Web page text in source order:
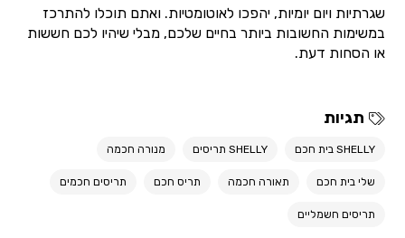
שגרתיות ויום יומיות, יהפכו לאוטומטיות. ואתם תוכלו להתרכז
במשימות החשובות ביותר בחיים שלכם, מבלי שיהיו לכם חששות
או הסחות דעת.
תגיות
SHELLY בית חכם SHELLY תריסים מנורה חכמה
שלי בית חכם תאורה חכמה תריס חכם תריסים חכמים
תריסים חשמליים